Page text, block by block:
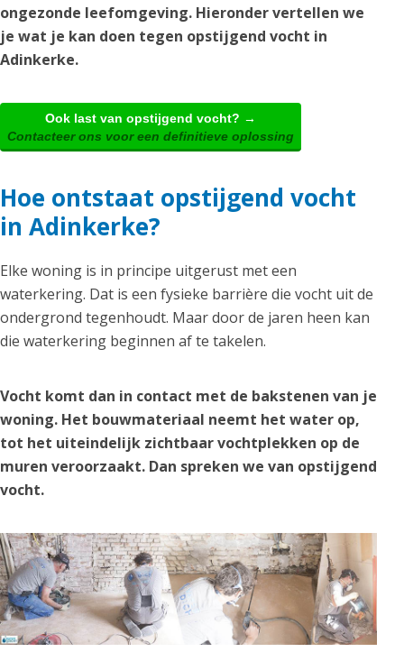
ongezonde leefomgeving. Hieronder vertellen we
je wat je kan doen tegen opstijgend vocht in
Adinkerke.
Ook last van opstijgend vocht? →
Contacteer ons voor een definitieve oplossing
Hoe ontstaat opstijgend vocht
in Adinkerke?
Elke woning is in principe uitgerust met een
waterkering. Dat is een fysieke barrière die vocht uit de
ondergrond tegenhoudt. Maar door de jaren heen kan
die waterkering beginnen af te takelen.
Vocht komt dan in contact met de bakstenen van je
woning. Het bouwmateriaal neemt het water op,
tot het uiteindelijk zichtbaar vochtplekken op de
muren veroorzaakt. Dan spreken we van opstijgend
vocht.